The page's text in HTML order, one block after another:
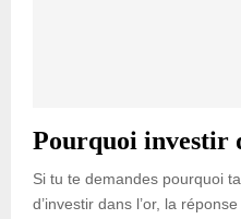
Pourquoi investir
Si tu te demandes pourquoi
d’investir dans l’or, la